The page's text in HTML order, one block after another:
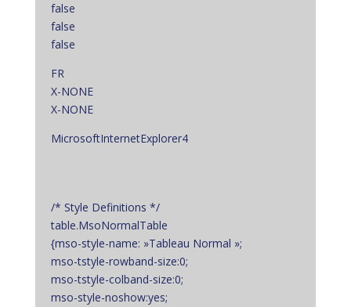
false
false
false
FR
X-NONE
X-NONE
MicrosoftInternetExplorer4
/* Style Definitions */
table.MsoNormalTable
{mso-style-name: »Tableau Normal »;
mso-tstyle-rowband-size:0;
mso-tstyle-colband-size:0;
mso-style-noshow:yes;